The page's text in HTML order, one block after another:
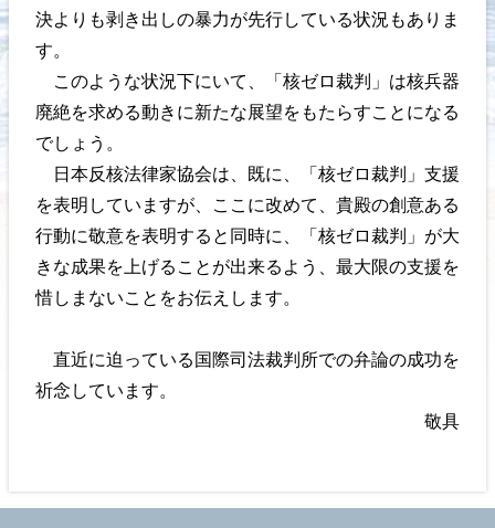
決よりも剥き出しの暴力が先行している状況もありま
す。
このような状況下にいて、「核ゼロ裁判」は核兵器
廃絶を求める動きに新たな展望をもたらすことになる
でしょう。
日本反核法律家協会は、既に、「核ゼロ裁判」支援
を表明していますが、ここに改めて、貴殿の創意ある
行動に敬意を表明すると同時に、「核ゼロ裁判」が大
きな成果を上げることが出来るよう、最大限の支援を
惜しまないことをお伝えします。
直近に迫っている国際司法裁判所での弁論の成功を
祈念しています。
敬具